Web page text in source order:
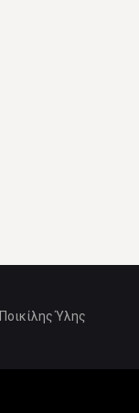
Ύλης